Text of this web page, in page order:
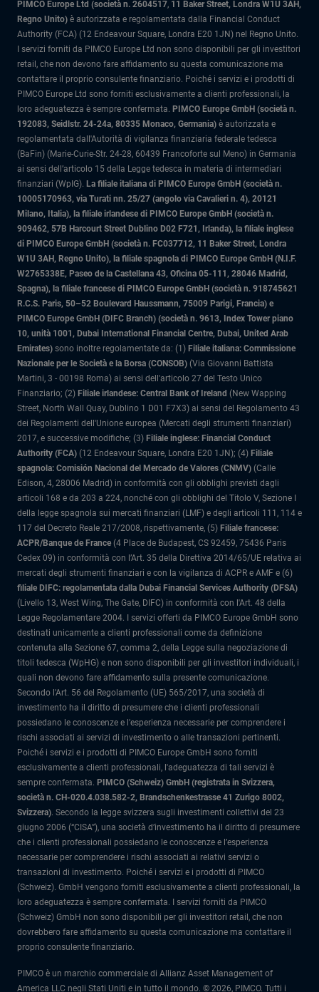
PIMCO Europe Ltd (società n. 2604517, 11 Baker Street, Londra W1U 3AH,
Regno Unito) è autorizzata e regolamentata dalla Financial Conduct
Authority (FCA) (12 Endeavour Square, Londra E20 1JN) nel Regno Unito.
I servizi forniti da PIMCO Europe Ltd non sono disponibili per gli investitori
retail, che non devono fare affidamento su questa comunicazione ma
contattare il proprio consulente finanziario. Poiché i servizi e i prodotti di
PIMCO Europe Ltd sono forniti esclusivamente a clienti professionali, la
loro adeguatezza è sempre confermata. PIMCO Europe GmbH (società n.
192083, Seidlstr. 24-24a, 80335 Monaco, Germania) è autorizzata e
regolamentata dall'Autorità di vigilanza finanziaria federale tedesca
(BaFin) (Marie-Curie-Str. 24-28, 60439 Francoforte sul Meno) in Germania
ai sensi dell’articolo 15 della Legge tedesca in materia di intermediari
finanziari (WpIG). La filiale italiana di PIMCO Europe GmbH (società n.
10005170963, via Turati nn. 25/27 (angolo via Cavalieri n. 4), 20121
Milano, Italia), la filiale irlandese di PIMCO Europe GmbH (società n.
909462, 57B Harcourt Street Dublino D02 F721, Irlanda), la filiale inglese
di PIMCO Europe GmbH (società n. FC037712, 11 Baker Street, Londra
W1U 3AH, Regno Unito), la filiale spagnola di PIMCO Europe GmbH (N.I.F.
W2765338E, Paseo de la Castellana 43, Oficina 05-111, 28046 Madrid,
Spagna), la filiale francese di PIMCO Europe GmbH (società n. 918745621
R.C.S. Paris, 50–52 Boulevard Haussmann, 75009 Parigi, Francia) e
PIMCO Europe GmbH (DIFC Branch) (società n. 9613, Index Tower piano
10, unità 1001, Dubai International Financial Centre, Dubai, United Arab
Emirates) sono inoltre regolamentate da: (1) Filiale italiana: Commissione
Nazionale per le Società e la Borsa (CONSOB) (Via Giovanni Battista
Martini, 3 - 00198 Roma) ai sensi dell'articolo 27 del Testo Unico
Finanziario; (2) Filiale irlandese: Central Bank of Ireland (New Wapping
Street, North Wall Quay, Dublino 1 D01 F7X3) ai sensi del Regolamento 43
dei Regolamenti dell'Unione europea (Mercati degli strumenti finanziari)
2017, e successive modifiche; (3) Filiale inglese: Financial Conduct
Authority (FCA) (12 Endeavour Square, Londra E20 1JN); (4) Filiale
spagnola: Comisión Nacional del Mercado de Valores (CNMV) (Calle
Edison, 4, 28006 Madrid) in conformità con gli obblighi previsti dagli
articoli 168 e da 203 a 224, nonché con gli obblighi del Titolo V, Sezione I
della legge spagnola sui mercati finanziari (LMF) e degli articoli 111, 114 e
117 del Decreto Reale 217/2008, rispettivamente, (5) Filiale francese:
ACPR/Banque de France (4 Place de Budapest, CS 92459, 75436 Paris
Cedex 09) in conformità con l’Art. 35 della Direttiva 2014/65/UE relativa ai
mercati degli strumenti finanziari e con la vigilanza di ACPR e AMF e (6)
filiale DIFC: regolamentata dalla Dubai Financial Services Authority (DFSA)
(Livello 13, West Wing, The Gate, DIFC) in conformità con l'Art. 48 della
Legge Regolamentare 2004. I servizi offerti da PIMCO Europe GmbH sono
destinati unicamente a clienti professionali come da definizione
contenuta alla Sezione 67, comma 2, della Legge sulla negoziazione di
titoli tedesca (WpHG) e non sono disponibili per gli investitori individuali, i
quali non devono fare affidamento sulla presente comunicazione.
Secondo l'Art. 56 del Regolamento (UE) 565/2017, una società di
investimento ha il diritto di presumere che i clienti professionali
possiedano le conoscenze e l'esperienza necessarie per comprendere i
rischi associati ai servizi di investimento o alle transazioni pertinenti.
Poiché i servizi e i prodotti di PIMCO Europe GmbH sono forniti
esclusivamente a clienti professionali, l'adeguatezza di tali servizi è
sempre confermata. PIMCO (Schweiz) GmbH (registrata in Svizzera,
società n. CH-020.4.038.582-2, Brandschenkestrasse 41 Zurigo 8002,
Svizzera). Secondo la legge svizzera sugli investimenti collettivi del 23
giugno 2006 (“CISA”), una società d’investimento ha il diritto di presumere
che i clienti professionali possiedano le conoscenze e l’esperienza
necessarie per comprendere i rischi associati ai relativi servizi o
transazioni di investimento. Poiché i servizi e i prodotti di PIMCO
(Schweiz). GmbH vengono forniti esclusivamente a clienti professionali, la
loro adeguatezza è sempre confermata.
I servizi forniti da PIMCO
(Schweiz) GmbH non sono disponibili per gli investitori retail, che non
dovrebbero fare affidamento su questa comunicazione ma contattare il
proprio consulente finanziario.
PIMCO è un marchio commerciale di Allianz Asset Management of
America LLC negli Stati Uniti e in tutto il mondo. © 2026, PIMCO. Tutti i